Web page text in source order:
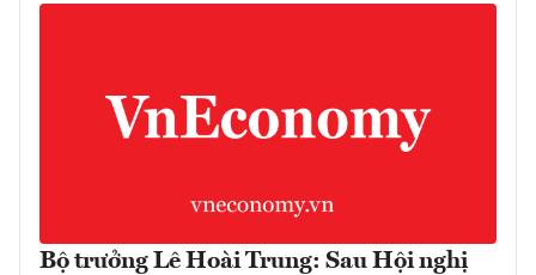
Bộ trưởng Lê Hoài Trung: Sau Hội nghị